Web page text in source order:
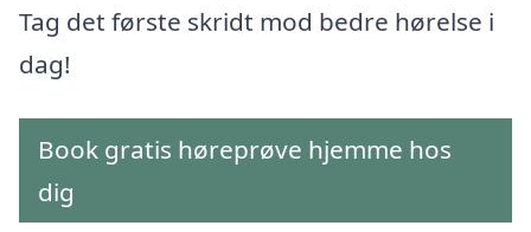
Tag det første skridt mod bedre hørelse i
dag!
Book gratis høreprøve hjemme hos
dig